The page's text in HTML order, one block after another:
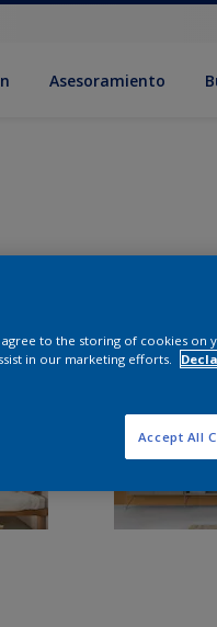
Asesoramiento
agree to the storing of cookies on
in our marketing efforts.
Accept All